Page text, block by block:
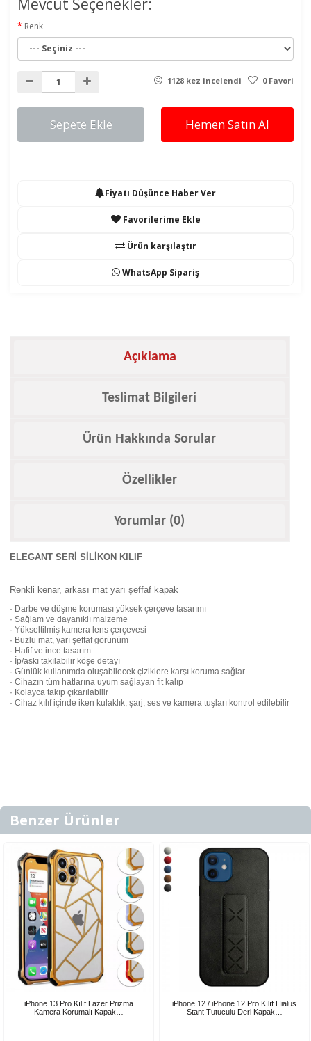
Renk
1128 kez incelendi 0 Favori
Sepete Ekle Hemen Satın Al
Fiyatı Düşünce Haber Ver
Favorilerime Ekle
Ürün karşılaştır
WhatsApp Sipariş
Açıklama
Teslimat Bilgileri
Ürün Hakkında Sorular
Özellikler
Yorumlar (0)
ELEGANT SERİ SİLİKON KILIF
Renkli kenar, arkası mat yarı şeffaf kapak
· Darbe ve düşme koruması yüksek çerçeve tasarımı
· Sağlam ve dayanıklı malzeme
· Yükseltilmiş kamera lens çerçevesi
· Buzlu mat, yarı şeffaf görünüm
· Hafif ve ince tasarım
· İp/askı takılabilir köşe detayı
· Günlük kullanımda oluşabilecek çiziklere karşı koruma sağlar
· Cihazın tüm hatlarına uyum sağlayan fit kalıp
· Kolayca takıp çıkarılabilir
· Cihaz kılıf içinde iken kulaklık, şarj, ses ve kamera tuşları kontrol edilebilir
Benzer Ürünler
iPhone 13 Pro Kılıf Lazer Prizma
Kamera Korumalı Kapak…
iPhone 12 / iPhone 12 Pro Kılıf Hialus
Stant Tutuculu Deri Kapak…